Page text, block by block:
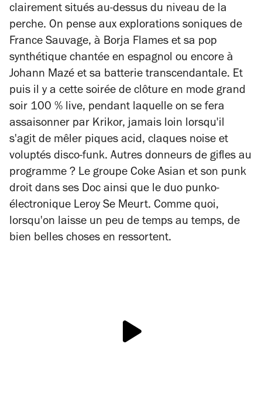
clairement situés au-dessus du niveau de la
perche. On pense aux explorations soniques de
France Sauvage, à Borja Flames et sa pop
synthétique chantée en espagnol ou encore à
Johann Mazé et sa batterie transcendantale. Et
puis il y a cette soirée de clôture en mode grand
soir 100 % live, pendant laquelle on se fera
assaisonner par Krikor, jamais loin lorsqu'il
s'agit de mêler piques acid, claques noise et
voluptés disco-funk. Autres donneurs de gifles au
programme ? Le groupe Coke Asian et son punk
droit dans ses Doc ainsi que le duo punko-
électronique Leroy Se Meurt. Comme quoi,
lorsqu'on laisse un peu de temps au temps, de
bien belles choses en ressortent.